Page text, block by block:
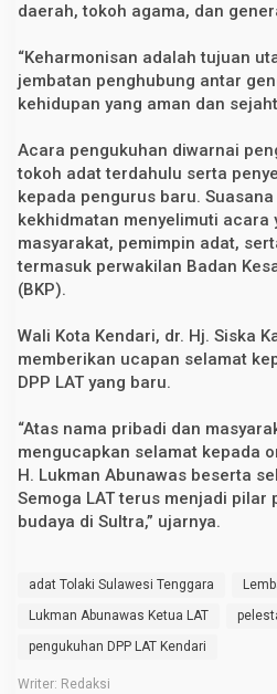
daerah, tokoh agama, dan
“Keharmonisan adalah tujuan
jembatan penghubung antar
kehidupan yang aman dan
Acara pengukuhan diwarnai
tokoh adat terdahulu serta
kepada pengurus baru.
kekhidmatan menyelimuti acara
masyarakat, pemimpin adat,
termasuk perwakilan Badan
(BKP).
Wali Kota Kendari, dr. Hj. Siska
memberikan ucapan selamat
DPP LAT yang baru.
“Atas nama pribadi dan
mengucapkan selamat kepada
H. Lukman Abunawas beserta
Semoga LAT terus menjadi
budaya di Sultra,” ujarnya.
adat Tolaki Sulawesi Tenggara
Lukman Abunawas Ketua LAT
pengukuhan DPP LAT Kendari
Writer: Redaksi